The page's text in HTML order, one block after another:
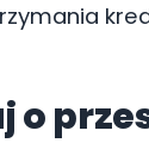
o